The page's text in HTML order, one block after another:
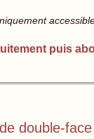
puis
double-